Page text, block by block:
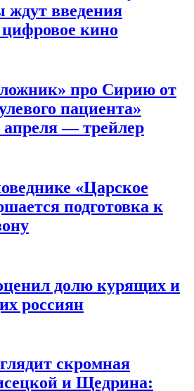
ждут введения
кино
про Сирию от
пациента»
апреля — трейлер
«Царское
подготовка к
долю курящих и
россиян
скромная
и Щедрина: